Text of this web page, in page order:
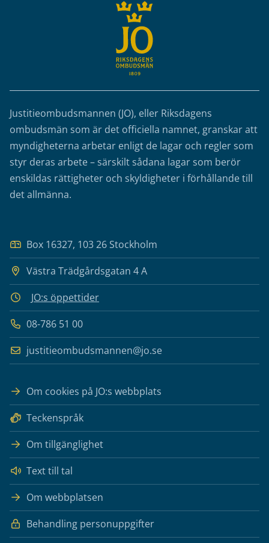
Justitieombudsmannen (JO), eller Riksdagens
ombudsmän som är det officiella namnet, granskar att
myndigheterna arbetar enligt de lagar och regler som
styr deras arbete – särskilt sådana lagar som berör
enskildas rättigheter och skyldigheter i förhållande till
det allmänna.
Box 16327, 103 26 Stockholm
Västra Trädgårdsgatan 4 A
JO:s öppettider
08-786 51 00
justitieombudsmannen@jo.se
Om cookies på JO:s webbplats
Teckenspråk
Om tillgänglighet
Text till tal
Om webbplatsen
Behandling personuppgifter